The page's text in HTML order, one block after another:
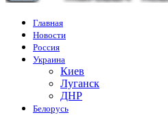
Главная
Новости
Россия
Украина
Киев
Луганск
ДНР
Белорусь